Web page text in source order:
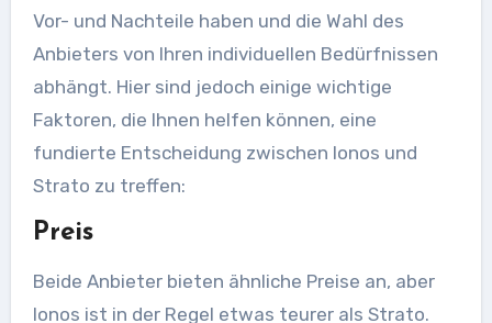
Vor- und Nachteile haben und die Wahl des
Anbieters von Ihren individuellen Bedürfnissen
abhängt. Hier sind jedoch einige wichtige
Faktoren, die Ihnen helfen können, eine
fundierte Entscheidung zwischen Ionos und
Strato zu treffen:
Preis
Beide Anbieter bieten ähnliche Preise an, aber
Ionos ist in der Regel etwas teurer als Strato.